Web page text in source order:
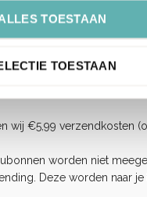
TOESTAAN
TOESTAAN
invloed op de snelheid
wij €5,99 verzendkosten
worden niet
Deze worden naar je